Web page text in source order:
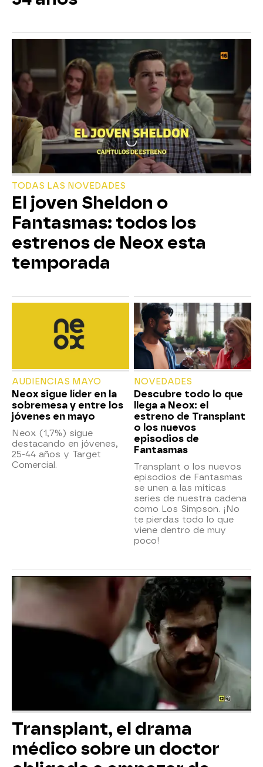
TODAS LAS NOVEDADES
El joven Sheldon o
Fantasmas: todos los
estrenos de Neox esta
temporada
AUDIENCIAS MAYO
Neox sigue líder en la
sobremesa y entre los
jóvenes en mayo
Neox (1,7%) sigue
destacando en jóvenes,
25-44 años y Target
Comercial.
NOVEDADES
Descubre todo lo que
llega a Neox: el
estreno de Transplant
o los nuevos
episodios de
Fantasmas
Transplant o los nuevos
episodios de Fantasmas
se unen a las míticas
series de nuestra cadena
como Los Simpson. ¡No
te pierdas todo lo que
viene dentro de muy
poco!
Transplant, el drama
médico sobre un doctor